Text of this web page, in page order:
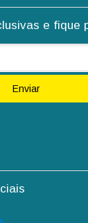
e fique
Enviar